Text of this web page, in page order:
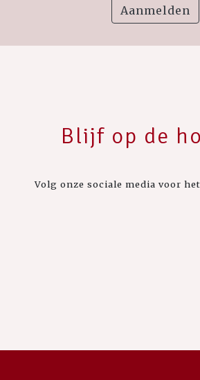
Aanmelden
Blijf op de
Volg onze sociale media voor